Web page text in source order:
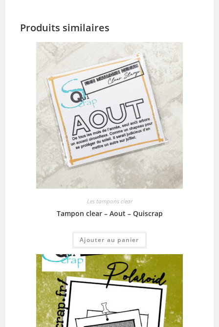
Produits similaires
Les tampons clear
Tampon clear – Aout – Quiscrap
Ajouter au panier